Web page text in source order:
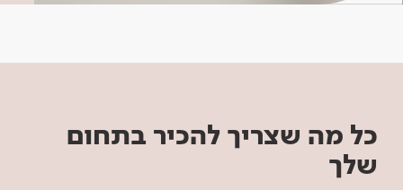
כל מה שצריך להכיר בתחום
שלך